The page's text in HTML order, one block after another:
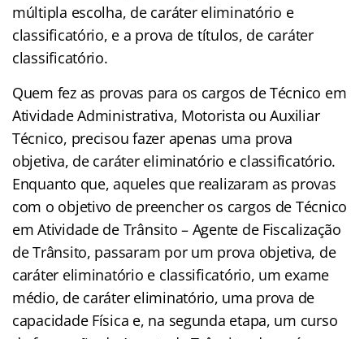
múltipla escolha, de caráter eliminatório e
classificatório, e a prova de títulos, de caráter
classificatório.
Quem fez as provas para os cargos de Técnico em
Atividade Administrativa, Motorista ou Auxiliar
Técnico, precisou fazer apenas uma prova
objetiva, de caráter eliminatório e classificatório.
Enquanto que, aqueles que realizaram as provas
com o objetivo de preencher os cargos de Técnico
em Atividade de Trânsito – Agente de Fiscalização
de Trânsito, passaram por um prova objetiva, de
caráter eliminatório e classificatório, um exame
médio, de caráter eliminatório, uma prova de
capacidade Física e, na segunda etapa, um curso